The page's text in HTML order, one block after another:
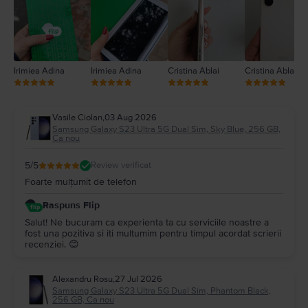
1
Irimiea Adina Irimiea Adina Cristina Ablai Cristina Ablai
Vasile Ciolan,03 Aug 2026
Samsung Galaxy S23 Ultra 5G Dual Sim, Sky Blue, 256 GB,
Ca nou
5/5 Review verificat
Foarte mulțumit de telefon
Raspuns Flip
Salut! Ne bucuram ca experienta ta cu serviciile noastre a
fost una pozitiva si iti multumim pentru timpul acordat scrierii
recenziei. 😊
Alexandru Rosu,27 Jul 2026
Samsung Galaxy S23 Ultra 5G Dual Sim, Phantom Black,
256 GB, Ca nou